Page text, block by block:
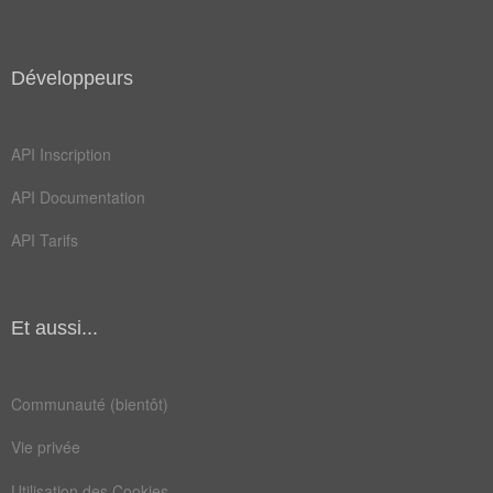
Développeurs
API Inscription
API Documentation
API Tarifs
Et aussi...
Communauté (bientôt)
Vie privée